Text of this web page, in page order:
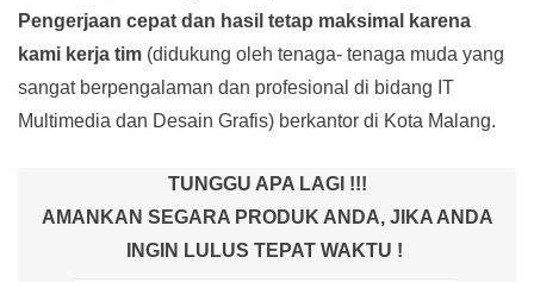
Pengerjaan cepat dan hasil tetap maksimal karena
kami kerja tim (didukung oleh tenaga- tenaga muda yang
sangat berpengalaman dan profesional di bidang IT
Multimedia dan Desain Grafis) berkantor di Kota Malang.
TUNGGU APA LAGI !!!
AMANKAN SEGARA PRODUK ANDA, JIKA ANDA
INGIN LULUS TEPAT WAKTU !